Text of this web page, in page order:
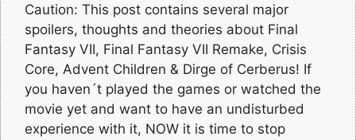
Caution: This post contains several major
spoilers, thoughts and theories about Final
Fantasy VII, Final Fantasy VII Remake, Crisis
Core, Advent Children & Dirge of Cerberus! If
you haven´t played the games or watched the
movie yet and want to have an undisturbed
experience with it, NOW it is time to stop